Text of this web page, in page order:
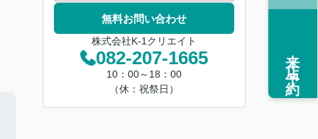
無料お問い合わせ
株式会社K-1クリエイト
082-207-1665
10：00～18：00
（休：祝祭日）
来店予約